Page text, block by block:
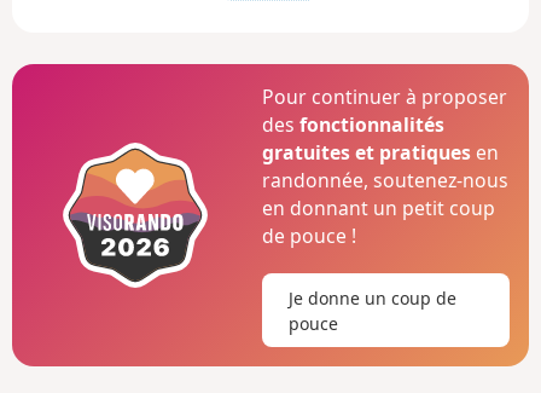
Pour continuer à proposer
desfonctionnalités
gratuites et pratiques en
randonnée, soutenez-nous
en donnant un petit coup
de pouce !
Je donne un coup de
pouce